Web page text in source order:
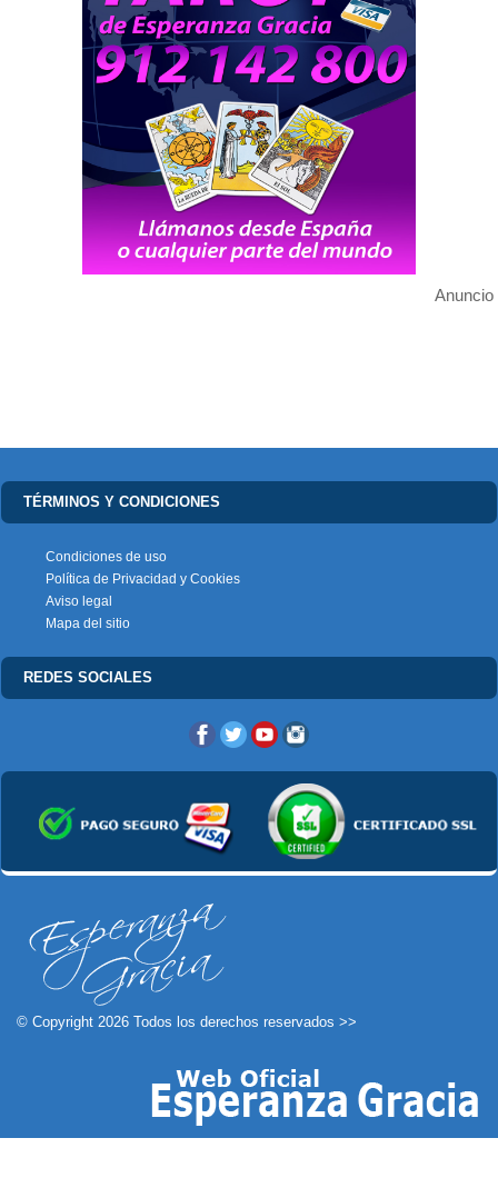
Anuncio
TÉRMINOS Y CONDICIONES
Condiciones de uso
Política de Privacidad y Cookies
Aviso legal
Mapa del sitio
REDES SOCIALES
© Copyright 2026 Todos los derechos reservados >>